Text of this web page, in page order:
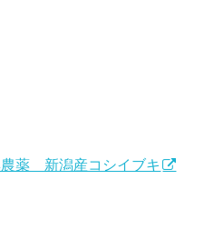
薬 新潟産コシイブキ